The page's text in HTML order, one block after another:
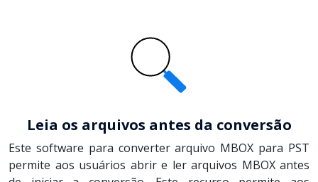
Leia os arquivos antes da conversão
Este software para converter arquivo MBOX para PST
permite aos usuários abrir e ler arquivos MBOX antes